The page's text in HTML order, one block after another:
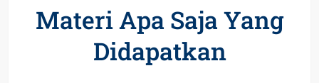
Materi Apa Saja Yang
Didapatkan